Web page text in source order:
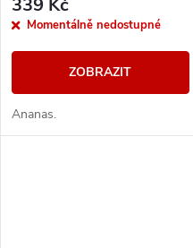
Momentálně nedostupné
ZOBRAZIT
Ananas.